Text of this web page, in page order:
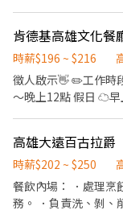
肯德基高雄文化餐
時薪$196 ~ $216
徵人啟示👋 ✏️工作時
～晚上12點 假日 ☁️
會，會有專業教學標準流程！🧑‍🏫 ⭐️彈性
上、下課時段排班 ✏️上班地點 📍高雄市苓雅區五福一路22號（文化
中心對面） （07）2223828 ✏️關於薪資 💰196元
外送津貼10元/單 💸發薪日：
高雄大遠百古拉爵
時薪$202 ~ $250
餐飲內場： ．處理烹
務。 ．負責洗、剝、